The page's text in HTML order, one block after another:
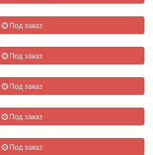
Под заказ
Под заказ
Под заказ
Под заказ
Под заказ